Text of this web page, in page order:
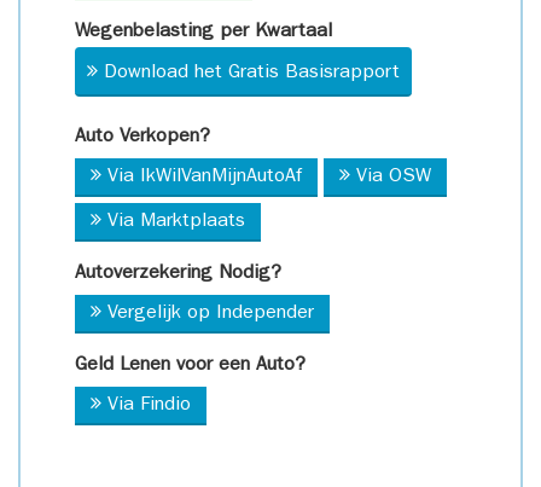
Wegenbelasting per Kwartaal
Download het Gratis Basisrapport
Auto Verkopen?
Via IkWilVanMijnAutoAf Via OSW
Via Marktplaats
Autoverzekering Nodig?
Vergelijk op Independer
Geld Lenen voor een Auto?
Via Findio